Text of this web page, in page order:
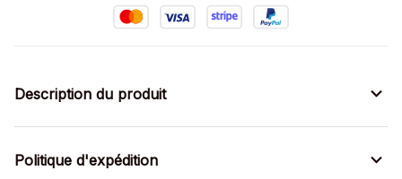
Description du produit
Politique d'expédition